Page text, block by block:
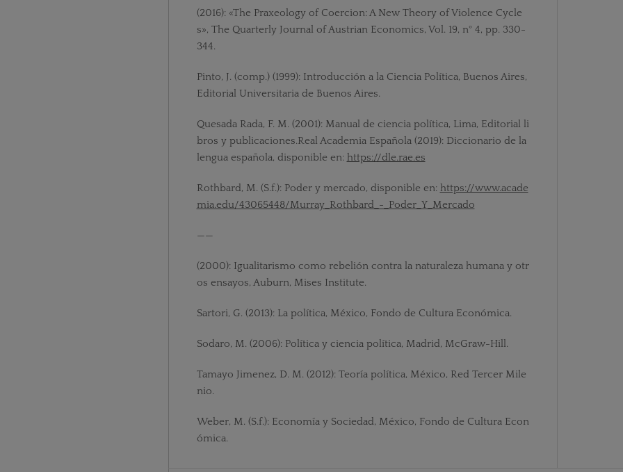
(2016): «The Praxeology of Coercion: A New Theory of Violence Cycle
s», The Quarterly Journal of Austrian Economics, Vol. 19, n° 4, pp. 330-
344.
Pinto, J. (comp.) (1999): Introducción a la Ciencia Política, Buenos Aires,
Editorial Universitaria de Buenos Aires.
Quesada Rada, F. M. (2001): Manual de ciencia política, Lima, Editorial li
bros y publicaciones.Real Academia Española (2019): Diccionario de la
lengua española, disponible en: https://dle.rae.es
Rothbard, M. (S.f.): Poder y mercado, disponible en: https://www.acade
mia.edu/43065448/Murray_Rothbard_-_Poder_Y_Mercado
——
(2000): Igualitarismo como rebelión contra la naturaleza humana y otr
os ensayos, Auburn, Mises Institute.
Sartori, G. (2013): La política, México, Fondo de Cultura Económica.
Sodaro, M. (2006): Política y ciencia política, Madrid, McGraw-Hill.
Tamayo Jimenez, D. M. (2012): Teoría política, México, Red Tercer Mile
nio.
Weber, M. (S.f.): Economía y Sociedad, México, Fondo de Cultura Econ
ómica.